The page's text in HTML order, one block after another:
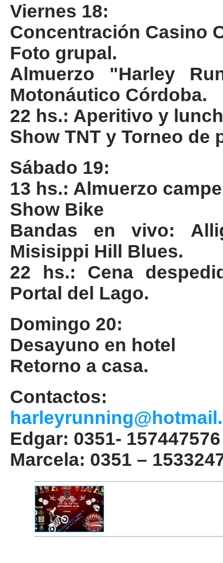
Viernes 18:
Concentración Casino
Foto grupal.
Almuerzo "Harley
Motonáutico Córdoba.
22 hs.: Aperitivo y
Show TNT y Torneo de
Sábado 19:
13 hs.: Almuerzo
Show Bike
Bandas en vivo:
Misisippi Hill Blues.
22 hs.: Cena
Portal del Lago.
Domingo 20:
Desayuno en hotel
Retorno a casa.
Contactos:
Edgar: 0351- 157447576
Marcela: 0351 –